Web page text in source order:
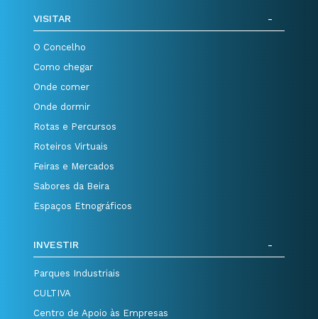
VISITAR
O Concelho
Como chegar
Onde comer
Onde dormir
Rotas e Percursos
Roteiros Virtuais
Feiras e Mercados
Sabores da Beira
Espaços Etnográficos
INVESTIR
Parques Industriais
CULTIVA
Centro de Apoio às Empresas